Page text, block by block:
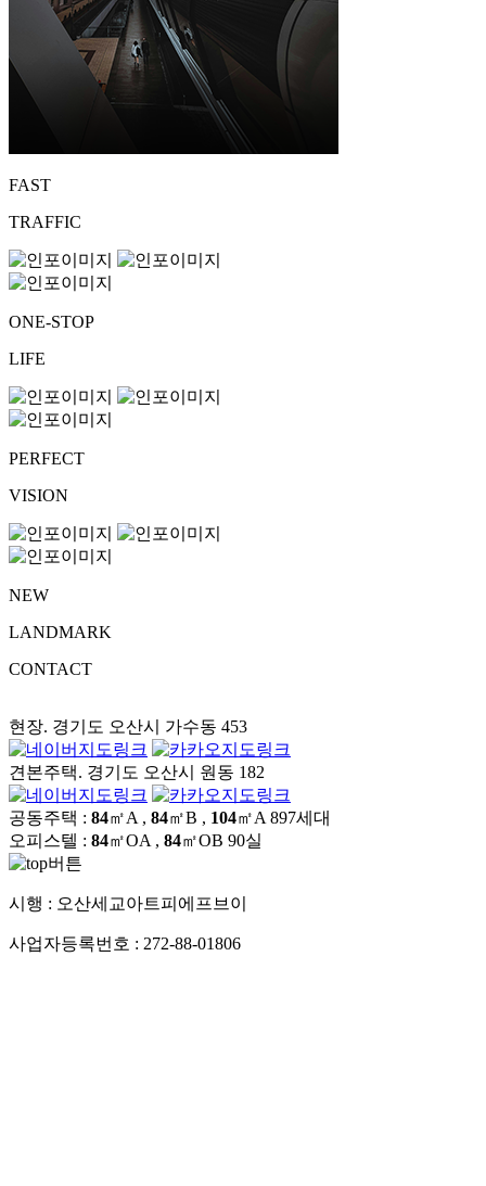
FAST
TRAFFIC
ONE-STOP
LIFE
PERFECT
VISION
NEW
LANDMARK
CONTACT
현장. 경기도 오산시 가수동 453
견본주택. 경기도 오산시 원동 182
공동주택 : 84㎡A , 84㎡B , 104㎡A897세대
오피스텔 : 84㎡OA , 84㎡OB 90실
시행 : 오산세교아트피에프브이
사업자등록번호 : 272-88-01806